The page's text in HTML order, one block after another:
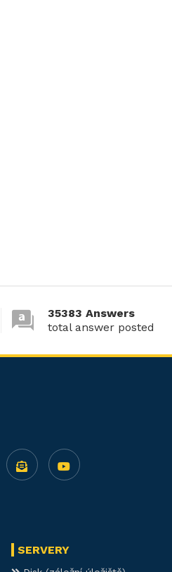
35383 Answers
total answer posted
SERVERY